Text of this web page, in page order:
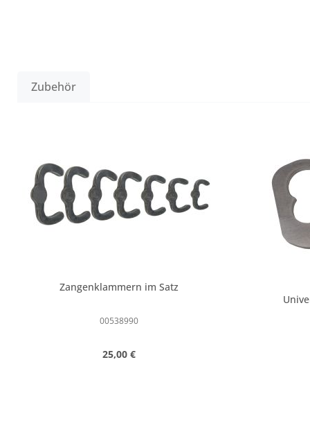
Zubehör
Zangenklammern im Satz
00538990
Regulärer Preis:
25,00 €